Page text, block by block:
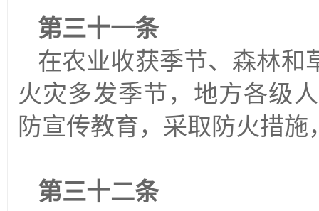
第三十一条
在农业收获季节、森林和
火灾多发季节，地方各级
防宣传教育，采取防火措
第三十二条